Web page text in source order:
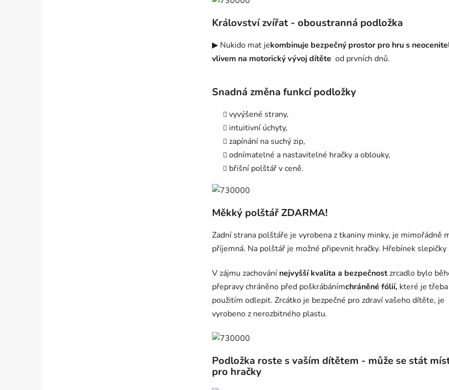
Království zvířat - oboustranná podložka
▶ Nukido mat jekombinuje bezpečný prostor pro hru s
vlivem na motorický vývoj dítěte od prvních dnů.
Snadná změna funkcí podložky
vyvýšené strany,
intuitivní úchyty,
zapínání na suchý zip,
odnímatelné a nastavitelné hračky a oblouky,
břišní polštář v ceně.
Měkký polštář ZDARMA!
Zadní strana polštáře je vyrobena z tkaniny minky, je mimořádně
příjemná. Na polštář je možné připevnit hračky. Hřebínek slepičky
V zájmu zachování nejvyšší kvalita a bezpečnostzrcadlo bylo
přepravy chráněno před poškrábánímchráněné fólií, které je
použitím odlepit. Zrcátko je bezpečné pro zdraví vašeho dítěte, je
vyrobeno z nerozbitného plastu.
Podložka roste s vaším dítětem - může se stát
pro hračky